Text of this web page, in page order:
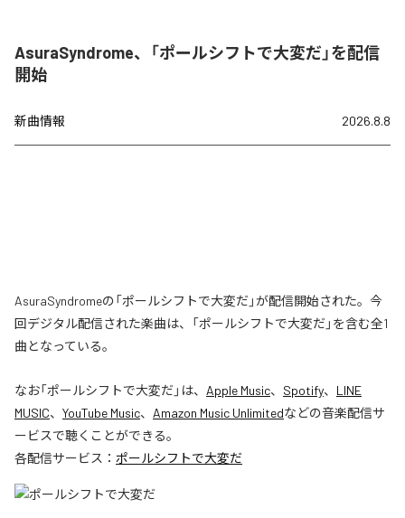
AsuraSyndrome、「ポールシフトで大変だ」を配信
開始
新曲情報 2026.8.8
AsuraSyndromeの「ポールシフトで大変だ」が配信開始された。今
回デジタル配信された楽曲は、「ポールシフトで大変だ」を含む全1
曲となっている。
なお「ポールシフトで大変だ 」は、 Apple Music、 Spotify、 LINE
MUSIC、 YouTube Music、 Amazon Music Unlimitedなどの音楽配信サ
ービスで聴くことができる。
各配信サービス： ポールシフトで大変だ